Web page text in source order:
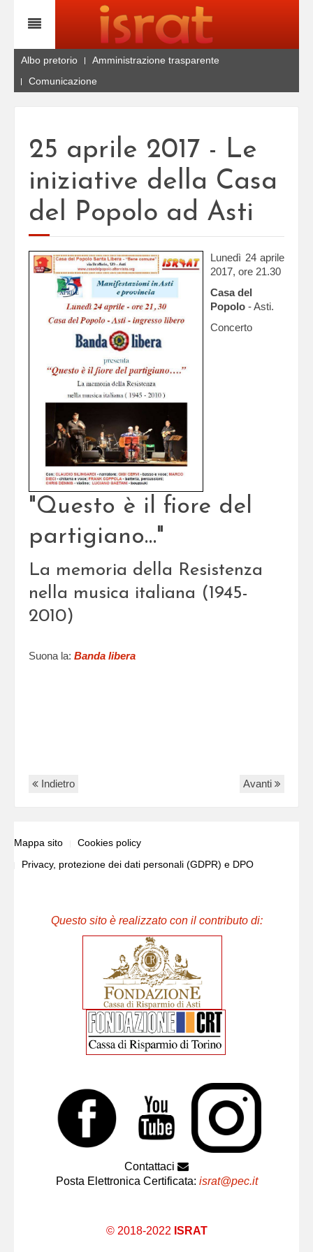
Albo pretorio
Amministrazione trasparente
Comunicazione
25 aprile 2017 - Le
iniziative della Casa
del Popolo ad Asti
Lunedì 24 aprile
2017, ore 21.30
Casa del
Popolo - Asti.
Concerto
"Questo è il fiore del
partigiano…"
La memoria della Resistenza
nella musica italiana (1945-
2010)
Suona la: Banda libera
Indietro Avanti
Mappa sito
Cookies policy
Privacy, protezione dei dati personali (GDPR) e DPO
Questo sito è realizzato con il contributo di:
Contattaci
Posta Elettronica Certificata: israt@pec.it
© 2018-2022 ISRAT